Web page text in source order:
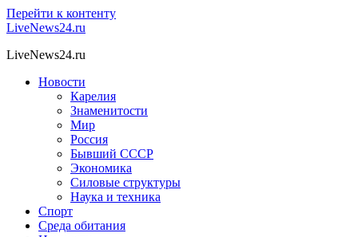
Перейти к контенту
LiveNews24.ru
LiveNews24.ru
Новости
Карелия
Знаменитости
Мир
Россия
Бывший СССР
Экономика
Силовые структуры
Наука и техника
Спорт
Среда обитания